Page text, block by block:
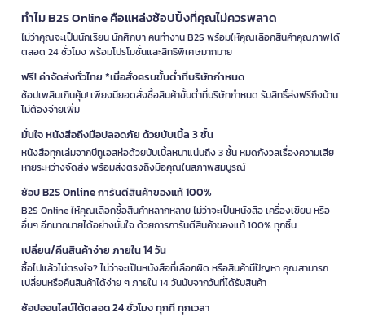
ทำไม B2S Online คือแหล่งช้อปปิ้งที่คุณไม่ควรพลาด
ไม่ว่าคุณจะเป็นนักเรียน นักศึกษา คนทำงาน B2S พร้อมให้คุณเลือกสินค้าคุณภาพได้
ตลอด 24 ชั่วโมง พร้อมโปรโมชั่นและสิทธิพิเศษมากมาย
ฟรี! ค่าจัดส่งทั่วไทย *เมื่อสั่งครบขั้นต่ำที่บริษัทกำหนด
ช้อปเพลินเกินคุ้ม! เพียงมียอดสั่งซื้อสินค้าขั้นต่ำที่บริษัทกำหนด รับสิทธิ์ส่งฟรีถึงบ้าน
ไม่ต้องจ่ายเพิ่ม
มั่นใจ หนังสือถึงมือปลอดภัย ด้วยบับเบิ้ล 3 ชั้น
หนังสือทุกเล่มจากบีทูเอสห่อด้วยบับเบิ้ลหนาแน่นถึง 3 ชั้น หมดกังวลเรื่องความเสีย
หายระหว่างจัดส่ง พร้อมส่งตรงถึงมือคุณในสภาพสมบูรณ์
ช้อป B2S Online การันตีสินค้าของแท้ 100%
B2S Online ให้คุณเลือกซื้อสินค้าหลากหลาย ไม่ว่าจะเป็นหนังสือ เครื่องเขียน หรือ
อื่นๆ อีกมากมายได้อย่างมั่นใจ ด้วยการการันตีสินค้าของแท้ 100% ทุกชิ้น
เปลี่ยน/คืนสินค้าง่าย ภายใน 14 วัน
ซื้อไปแล้วไม่ตรงใจ? ไม่ว่าจะเป็นหนังสือที่เลือกผิด หรือสินค้ามีปัญหา คุณสามารถ
เปลี่ยนหรือคืนสินค้าได้ง่าย ๆ ภายใน 14 วันนับจากวันที่ได้รับสินค้า
ช้อปออนไลน์ได้ตลอด 24 ชั่วโมง ทุกที่ ทุกเวลา